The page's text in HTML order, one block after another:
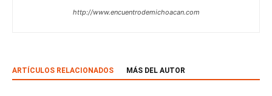
http://www.encuentrodemichoacan.com
ARTÍCULOS RELACIONADOS MÁS DEL AUTOR